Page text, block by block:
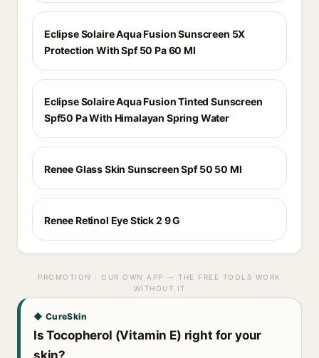
Eclipse Solaire Aqua Fusion Sunscreen 5X
Protection With Spf 50 Pa 60 Ml
Eclipse Solaire Aqua Fusion Tinted Sunscreen
Spf50 Pa With Himalayan Spring Water
Renee Glass Skin Sunscreen Spf 50 50 Ml
Renee Retinol Eye Stick 2 9 G
PROMOTION · OUR OWN APP — THE FREE TOOLS WORK
WITHOUT IT
◆ CureSkin
Is Tocopherol (Vitamin E) right for your
skin?